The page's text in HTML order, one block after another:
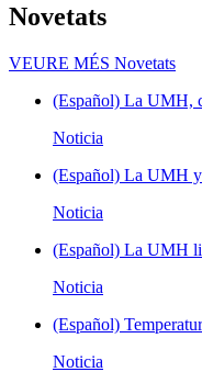
Novetats
VEURE MÉS Novetats
(Español) La UMH,
Noticia
(Español) La UMH y
Noticia
(Español) La UMH
Noticia
(Español)
Noticia